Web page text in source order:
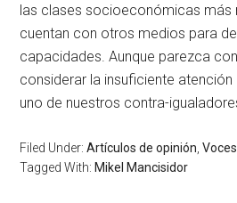
las clases socioeconómicas más
cuentan con otros medios para
capacidades. Aunque parezca
considerar la insuficiente
uno de nuestros contra-
Filed Under:Artículos de opinión ,
Tagged With: Mikel Mancisidor